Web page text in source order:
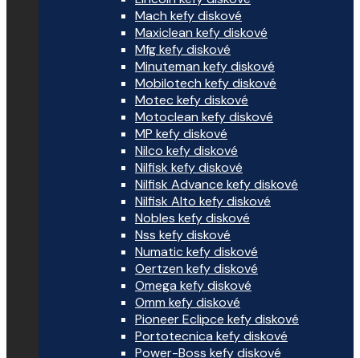
Mach kefy diskové
Maxiclean kefy diskové
Mfg kefy diskové
Minuteman kefy diskové
Mobilotech kefy diskové
Motec kefy diskové
Motoclean kefy diskové
MP kefy diskové
Nilco kefy diskové
Nilfisk kefy diskové
Nilfisk Advance kefy diskové
Nilfisk Alto kefy diskové
Nobles kefy diskové
Nss kefy diskové
Numatic kefy diskové
Oertzen kefy diskové
Omega kefy diskové
Omm kefy diskové
Pioneer Eclipce kefy diskové
Portotecnica kefy diskové
Power-Boss kefy diskové